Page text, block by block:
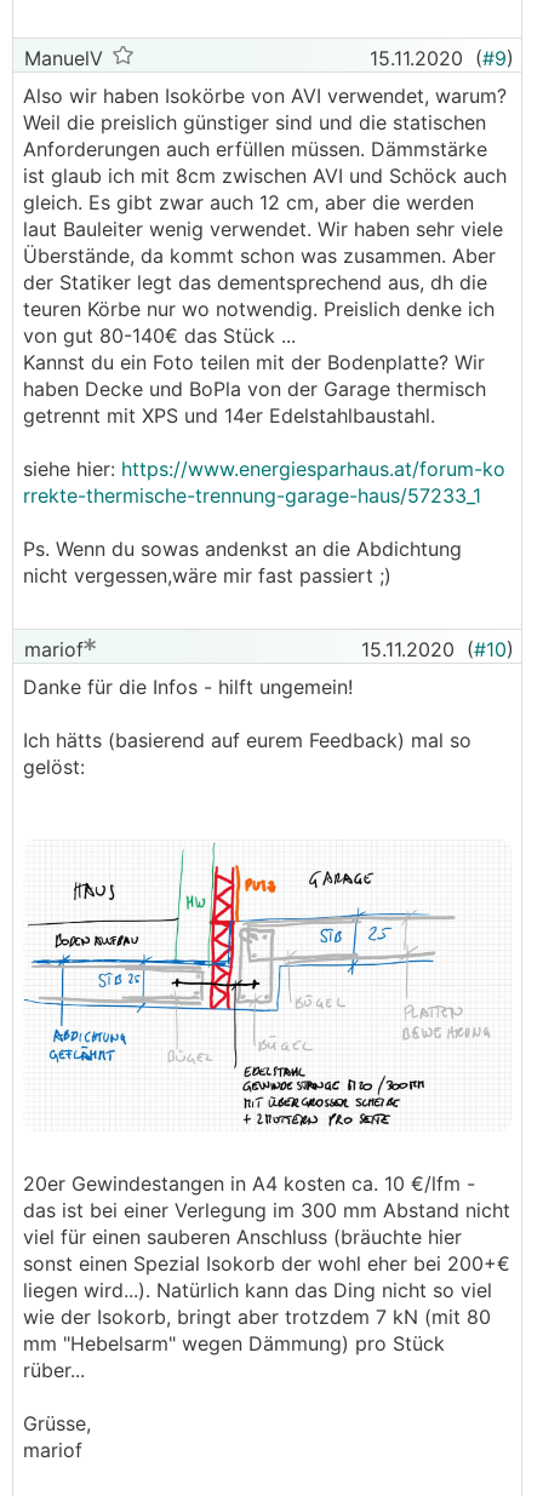
ManuelV 15.11.2020 (#9)
Also wir haben Isokörbe von AVI verwendet, warum?
Weil die preislich günstiger sind und die statischen
Anforderungen auch erfüllen müssen. Dämmstärke
ist glaub ich mit 8cm zwischen AVI und Schöck auch
gleich. Es gibt zwar auch 12 cm, aber die werden
laut Bauleiter wenig verwendet. Wir haben sehr viele
Überstände, da kommt schon was zusammen. Aber
der Statiker legt das dementsprechend aus, dh die
teuren Körbe nur wo notwendig. Preislich denke ich
von gut 80-140€ das Stück ...
Kannst du ein Foto teilen mit der Bodenplatte? Wir
haben Decke und BoPla von der Garage thermisch
getrennt mit XPS und 14er Edelstahlbaustahl.
siehe hier: https://www.energiesparhaus.at/forum-ko
rrekte-thermische-trennung-garage-haus/57233_1
Ps. Wenn du sowas andenkst an die Abdichtung
nicht vergessen,wäre mir fast passiert ;)
mariof 15.11.2020 (#10)
Danke für die Infos - hilft ungemein!
Ich hätts (basierend auf eurem Feedback) mal so
gelöst:
20er Gewindestangen in A4 kosten ca. 10 €/lfm -
das ist bei einer Verlegung im 300 mm Abstand nicht
viel für einen sauberen Anschluss (bräuchte hier
sonst einen Spezial Isokorb der wohl eher bei 200+€
liegen wird...). Natürlich kann das Ding nicht so viel
wie der Isokorb, bringt aber trotzdem 7 kN (mit 80
mm "Hebelsarm" wegen Dämmung) pro Stück
rüber...
Grüsse,
mariof